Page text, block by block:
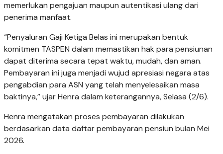
memerlukan pengajuan maupun autentikasi ulang dari
penerima manfaat.
“Penyaluran Gaji Ketiga Belas ini merupakan bentuk
komitmen TASPEN dalam memastikan hak para pensiunan
dapat diterima secara tepat waktu, mudah, dan aman.
Pembayaran ini juga menjadi wujud apresiasi negara atas
pengabdian para ASN yang telah menyelesaikan masa
baktinya,” ujar Henra dalam keterangannya, Selasa (2/6).
Henra mengatakan proses pembayaran dilakukan
berdasarkan data daftar pembayaran pensiun bulan Mei
2026.